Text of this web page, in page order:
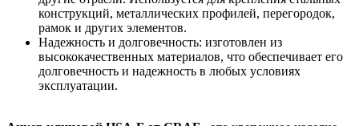
конструкций, металлических профилей, перегородок,
рамок и других элементов.
Надежность и долговечность: изготовлен из
высококачественных материалов, что обеспечивает его
долговечность и надежность в любых условиях
эксплуатации.